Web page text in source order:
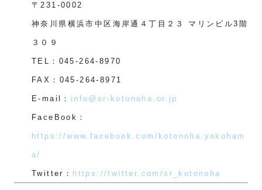
〒231-0002
神奈川県横浜市中区海岸通４丁目２３ マリンビル3階
３０９
TEL：045-264-8970
FAX：045-264-8971
E-mail： info@sr-kotonoha.or.jp
FaceBook：
https://www.facebook.com/kotonoha.yokoham
a/
Twitter： https://twitter.com/sr_kotonoha